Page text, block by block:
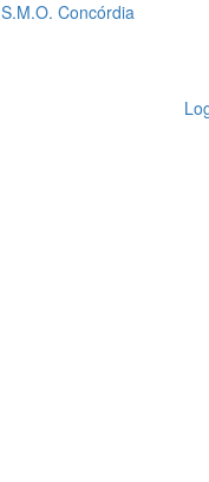
S.M.O. Concórdia